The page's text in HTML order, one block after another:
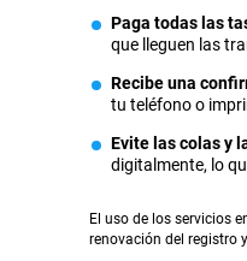
Paga todas las
que lleguen las
Recibe una
tu teléfono o
Evite las colas y
digitalmente, lo
El uso de los servicios
renovación del registro